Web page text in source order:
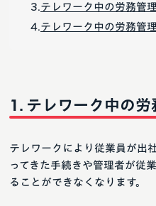
テレワーク中の労務管
テレワーク中の労務管
テレワーク中の労
テレワークにより従業員が出
ってきた手続きや管理者が従
ることができなくなります。